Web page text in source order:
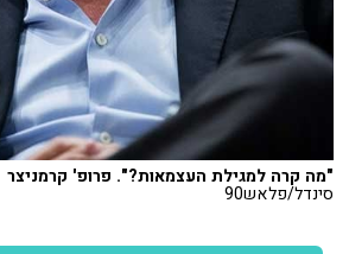
"מה קרה למגילת העצמאות?". פרופ' קרמניצר
סינדל/פלאש90